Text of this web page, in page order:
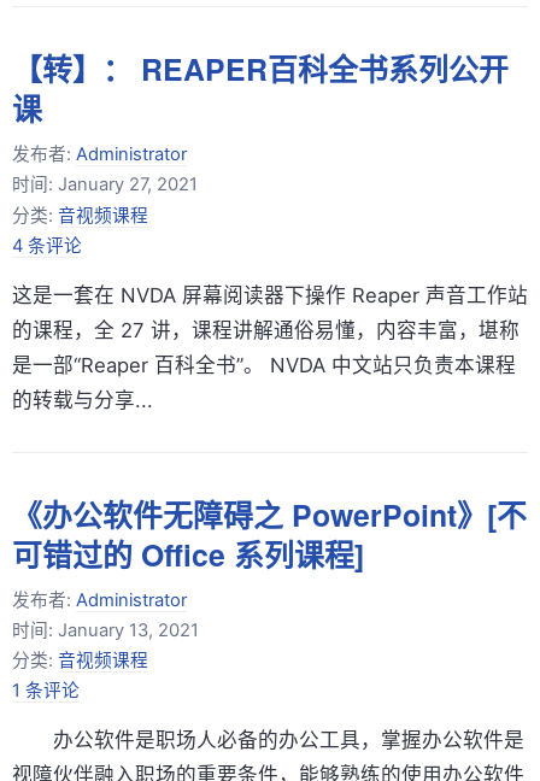
【转】： REAPER百科全书系列公开
课
发布者: Administrator
时间: January 27, 2021
分类: 音视频课程
4 条评论
这是一套在 NVDA 屏幕阅读器下操作 Reaper 声音工作站
的课程，全 27 讲，课程讲解通俗易懂，内容丰富，堪称
是一部“Reaper 百科全书”。 NVDA 中文站只负责本课程
的转载与分享...
《办公软件无障碍之 PowerPoint》[不
可错过的 Office 系列课程]
发布者: Administrator
时间: January 13, 2021
分类: 音视频课程
1 条评论
办公软件是职场人必备的办公工具，掌握办公软件是
视障伙伴融入职场的重要条件，能够熟练的使用办公软件